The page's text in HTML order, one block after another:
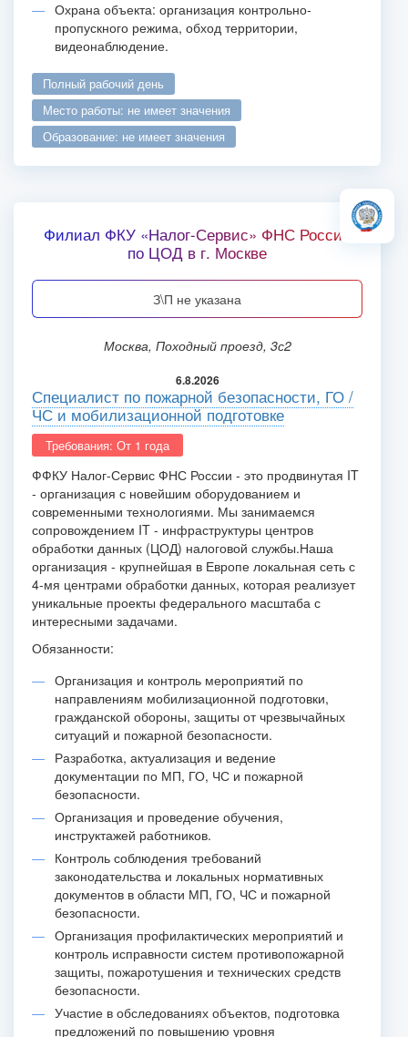
Охрана объекта: организация контрольно-
пропускного режима, обход территории,
видеонаблюдение.
полный рабочий день
место работы: не имеет значения
образование: не имеет значения
Филиал ФКУ «Налог-Сервис» ФНС России
по ЦОД в г. Москве
З\П не указана
Москва, Походный проезд, 3с2
6.8.2026
Специалист по пожарной безопасности, ГО /
ЧС и мобилизационной подготовке
Требования: От 1 года
ФФКУ Налог-Сервис ФНС России - это продвинутая IT
- организация с новейшим оборудованием и
современными технологиями. Мы занимаемся
сопровождением IT - инфраструктуры центров
обработки данных (ЦОД) налоговой службы.Наша
организация - крупнейшая в Европе локальная сеть с
4-мя центрами обработки данных, которая реализует
уникальные проекты федерального масштаба с
интересными задачами.
Обязанности:
Организация и контроль мероприятий по
направлениям мобилизационной подготовки,
гражданской обороны, защиты от чрезвычайных
ситуаций и пожарной безопасности.
Разработка, актуализация и ведение
документации по МП, ГО, ЧС и пожарной
безопасности.
Организация и проведение обучения,
инструктажей работников.
Контроль соблюдения требований
законодательства и локальных нормативных
документов в области МП, ГО, ЧС и пожарной
безопасности.
Организация профилактических мероприятий и
контроль исправности систем противопожарной
защиты, пожаротушения и технических средств
безопасности.
Участие в обследованиях объектов, подготовка
предложений по повышению уровня